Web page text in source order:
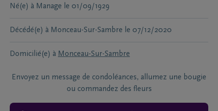
Né(e) à Manage le 01/09/1929
Décédé(e) à Monceau-Sur-Sambre le 07/12/2020
Domicilié(e) à Monceau-Sur-Sambre
Envoyez un message de condoléances, allumez une bougie
ou commandez des fleurs